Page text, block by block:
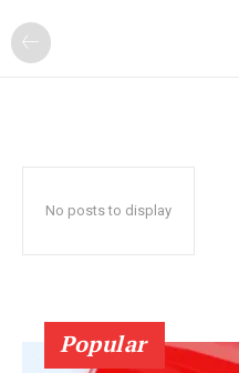
No posts to display
Popular